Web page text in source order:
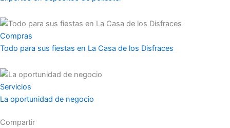
Compras
Todo para sus fiestas en La Casa de los Disfraces
Servicios
La oportunidad de negocio
Compartir